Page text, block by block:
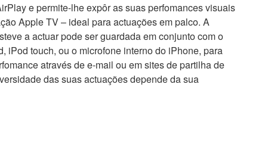
e permite-lhe expôr as suas perfomances visuais
Apple TV – ideal para actuações em palco. A
a actuar pode ser guardada em conjunto com o
iPod touch, ou o microfone interno do iPhone, para
através de e-mail ou em sites de partilha de
das suas actuações depende da sua